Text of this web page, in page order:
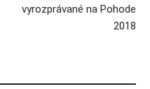
vyrozprávané na Pohode
2018